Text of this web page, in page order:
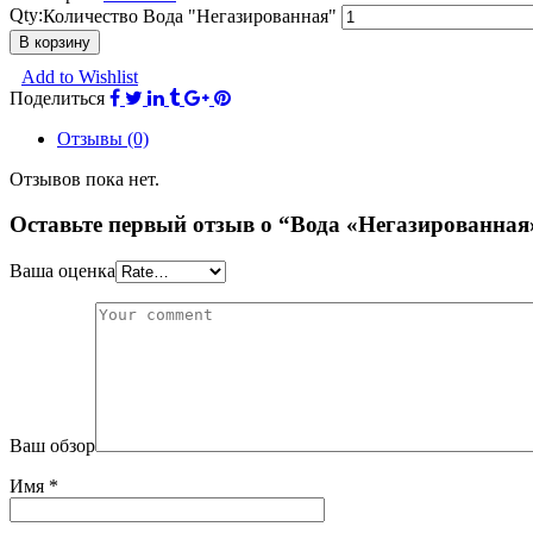
Qty:Количество Вода "Негазированная"
В корзину
Add to Wishlist
Поделиться
Отзывы (0)
Отзывов пока нет.
Оставьте первый отзыв о “Вода
Ваша оценка
Ваш обзор
Имя *